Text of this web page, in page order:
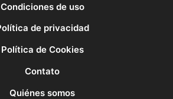
Condiciones de uso
de privacidad
Política de Cookies
Contato
Quiénes somos